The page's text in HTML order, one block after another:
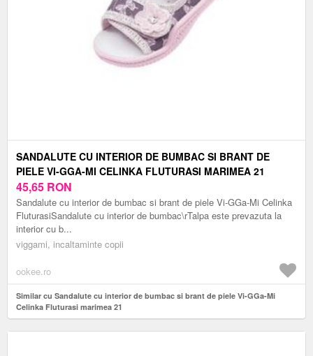
SANDALUTE CU INTERIOR DE BUMBAC SI BRANT DE
PIELE VI-GGA-MI CELINKA FLUTURASI MARIMEA 21
45,65 RON
Sandalute cu interior de bumbac si brant de piele Vi-GGa-Mi Celinka
FluturasiSandalute cu interior de bumbac\rTalpa este prevazuta la
interior cu b...
viggami, incaltaminte copii
ookee.ro
Similar cu Sandalute cu interior de bumbac si brant de piele Vi-GGa-Mi
Celinka Fluturasi marimea 21